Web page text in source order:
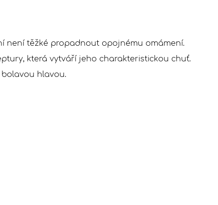
není těžké propadnout opojnému omámení.
která vytváří jeho charakteristickou chuť.
bolavou hlavou.